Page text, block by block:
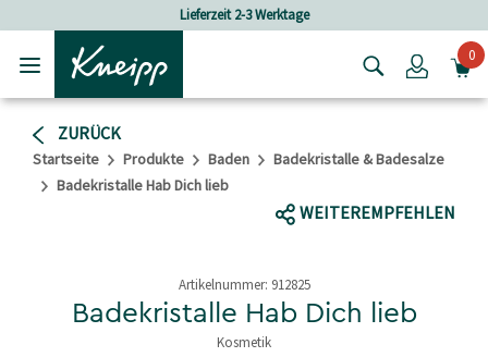
Login0
ZURÜCK
Startseite Produkte Baden
Badekristalle & Badesalze
Badekristalle Hab Dich lieb
WEITEREMPFEHLEN
Artikelnummer: 912825
Badekristalle Hab Dich lieb
Kosmetik